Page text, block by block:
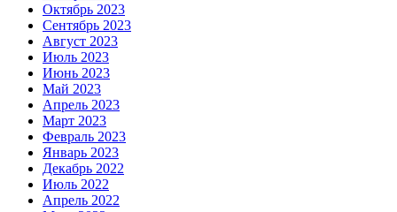
Октябрь 2023
Сентябрь 2023
Август 2023
Июль 2023
Июнь 2023
Май 2023
Апрель 2023
Март 2023
Февраль 2023
Январь 2023
Декабрь 2022
Июль 2022
Апрель 2022